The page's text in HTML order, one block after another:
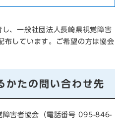
、一般社団法人長崎県視覚障害
布しています。ご希望の方は協会
かたの問い合わせ先
障害者協会（電話番号 095-846-